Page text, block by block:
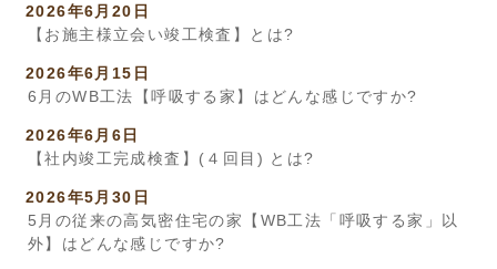
2026年6月20日
【お施主様立会い竣工検査】とは?
2026年6月15日
6月のWB工法【呼吸する家】はどんな感じですか?
2026年6月6日
【社内竣工完成検査】(４回目) とは?
2026年5月30日
5月の従来の高気密住宅の家【WB工法「呼吸する家」以
外】はどんな感じですか?